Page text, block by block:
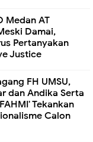
Medan AT
Damai,
Pertanyakan
Justice
FH UMSU,
dan Andika Serta
Tekankan
Calon